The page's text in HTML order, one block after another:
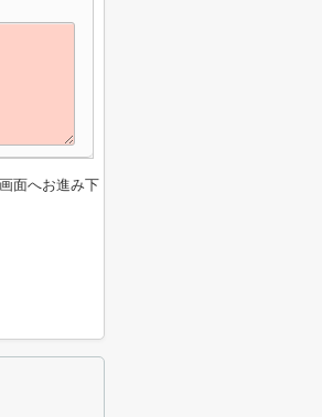
面へお進み下